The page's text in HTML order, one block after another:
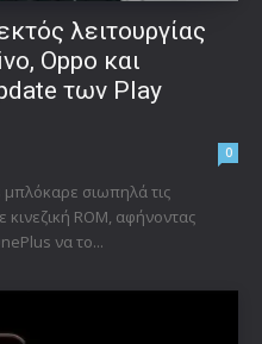
λειτουργίας
Oppo και
των Play
0
σιωπηλά τις
ROM, αφήνοντας
να το...